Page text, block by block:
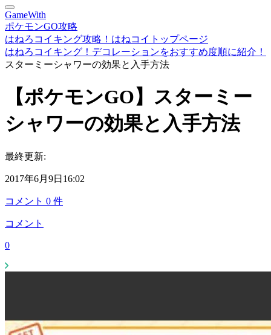
GameWith
ポケモンGO攻略
はねろコイキング攻略！はねコイトップページ
はねろコイキング！デコレーションをおすすめ度順に紹介！
スターミーシャワーの効果と入手方法
【ポケモンGO】スターミー
シャワーの効果と入手方法
最終更新:
2017年6月9日16:02
コメント 0 件
コメント
0